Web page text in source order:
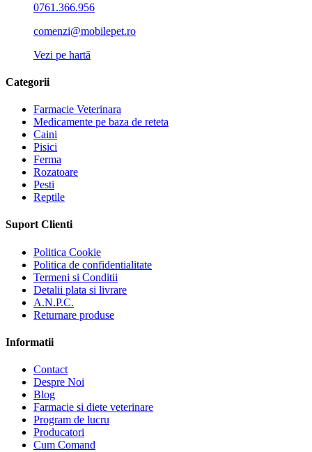
0761.366.956
comenzi@mobilepet.ro
Vezi pe hartă
Categorii
Farmacie Veterinara
Medicamente pe baza de reteta
Caini
Pisici
Ferma
Rozatoare
Pesti
Reptile
Suport Clienti
Politica Cookie
Politica de confidentialitate
Termeni si Conditii
Detalii plata si livrare
A.N.P.C.
Returnare produse
Informatii
Contact
Despre Noi
Blog
Farmacie si diete veterinare
Program de lucru
Producatori
Cum Comand